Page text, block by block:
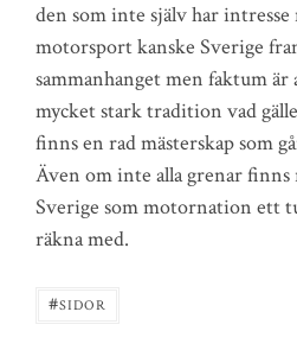
den som inte själv har intresse
motorsport kanske Sverige
sammanhanget men faktum är
mycket stark tradition vad
finns en rad mästerskap som
Även om inte alla grenar finns
Sverige som motornation ett
räkna med.
#SIDOR